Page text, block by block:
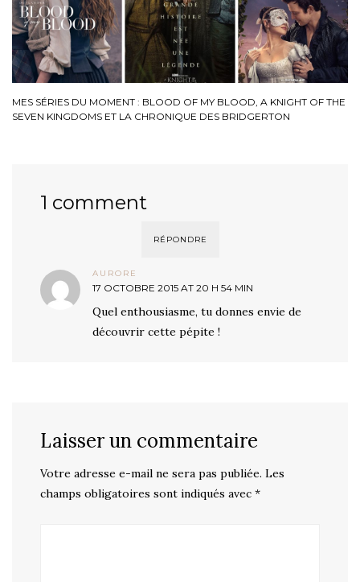
MES SÉRIES DU MOMENT : BLOOD OF MY BLOOD, A KNIGHT OF THE
SEVEN KINGDOMS ET LA CHRONIQUE DES BRIDGERTON
1 comment
RÉPONDRE
AURORE
17 OCTOBRE 2015 AT 20 H 54 MIN
Quel enthousiasme, tu donnes envie de
découvrir cette pépite !
Laisser un commentaire
Votre adresse e-mail ne sera pas publiée. Les
champs obligatoires sont indiqués avec *